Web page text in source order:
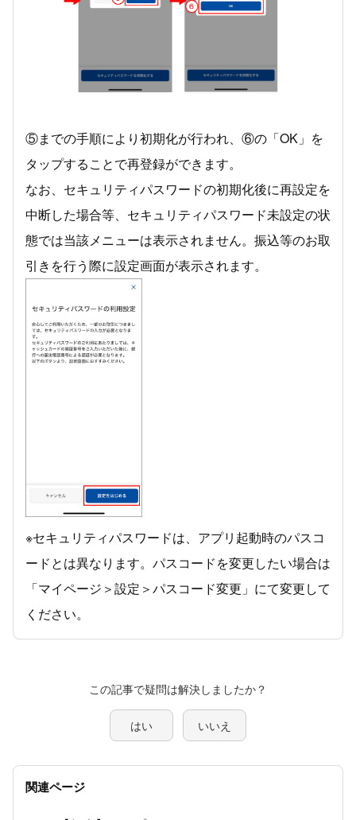
⑤までの手順により初期化が行われ、⑥の「OK」を
タップすることで再登録ができます。
なお、セキュリティパスワードの初期化後に再設定を
中断した場合等、セキュリティパスワード未設定の状
態では当該メニューは表示されません。振込等のお取
引きを行う際に設定画面が表示されます。
※セキュリティパスワードは、アプリ起動時のパスコ
ードとは異なります。パスコードを変更したい場合は
「マイページ＞設定＞パスコード変更」にて変更して
ください。
この記事で疑問は解決しましたか？
はい いいえ
関連ページ